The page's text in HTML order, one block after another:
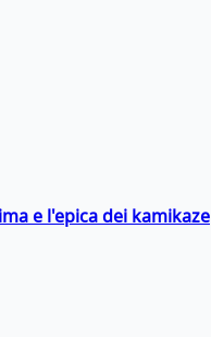
e l'epica dei kamikaze